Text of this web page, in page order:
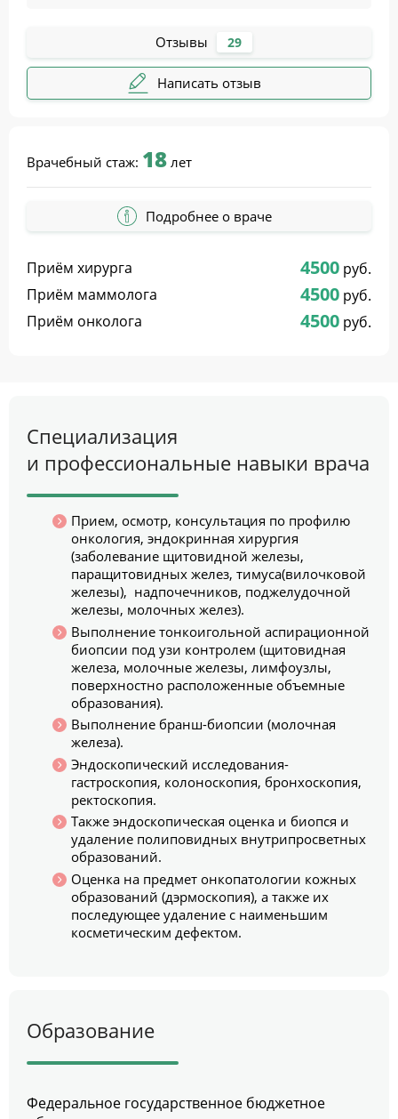
Отзывы 29
Написать отзыв
Врачебный стаж: 18 лет
Подробнее о враче
Приём хирурга 4500руб.
Приём маммолога
4500руб.
Приём онколога
4500руб.
Специализация
и профессиональные навыки врача
Прием, осмотр, консультация по профилю
онкология, эндокринная хирургия
(заболевание щитовидной железы,
паращитовидных желез, тимуса(вилочковой
железы), надпочечников, поджелудочной
железы, молочных желез).
Выполнение тонкоигольной аспирационной
биопсии под узи контролем (щитовидная
железа, молочные железы, лимфоузлы,
поверхностно расположенные объемные
образования).
Выполнение бранш-биопсии (молочная
железа).
Эндоскопический исследования-
гастроскопия, колоноскопия, бронхоскопия,
ректоскопия.
Также эндоскопическая оценка и биопся и
удаление полиповидных внутрипросветных
образований.
Оценка на предмет онкопатологии кожных
образований (дэрмоскопия), а также их
последующее удаление с наименьшим
косметическим дефектом.
Образование
Федеральное государственное бюджетное